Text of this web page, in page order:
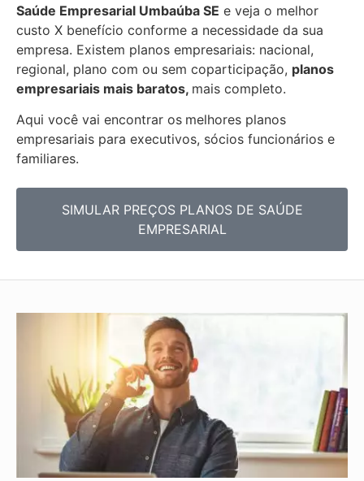
Saúde Empresarial Umbaúba SE e veja o melhor
custo X benefício conforme a necessidade da sua
empresa. Existem planos empresariais: nacional,
regional, plano com ou sem coparticipação, planos
empresariais mais baratos, mais completo.
Aqui você vai encontrar os melhores planos
empresariais para executivos, sócios funcionários e
familiares.
SIMULAR PREÇOS PLANOS DE SAÚDE
EMPRESARIAL